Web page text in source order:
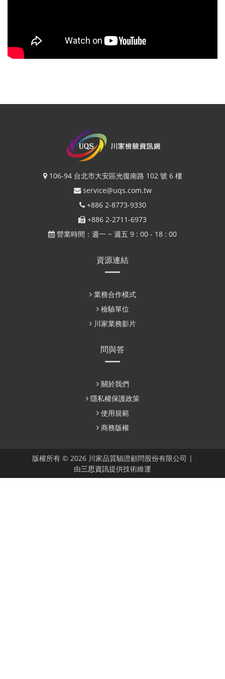
106-94 台北市大安區光復南路 102 號 6 樓
service@uqs.com.tw
+886 2-8773-9330
+886 2-2711-6973
營業時間：週一 ~ 週五 9 : 00 - 18 : 00
資源連結
業務合作模式
檢驗單位
川家業務影片
問與答
關於我們
隱私權保護政策
使用規範
商務版權
版權所有 © 2026 川家品質驗證顧問股份有限公司 |
由三思資訊提供技術維運